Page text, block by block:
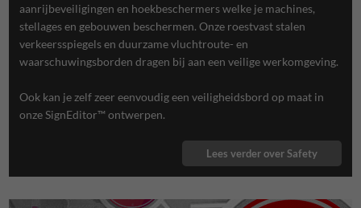
aanrijbeveiligingen en hoekbeschermers welke je machines,
stellages en gebouwen beschermen. Onze roestvast stalen
verkeersspiegels en duurzame vluchtroute- en
waarschuwingsborden dragen bij aan een veilige werkomgeving.
Ook kan je zelf zeer eenvoudig een veiligheidsbord op maat in
onze SignEditor™ ontwerpen.
Lees verder over Safety